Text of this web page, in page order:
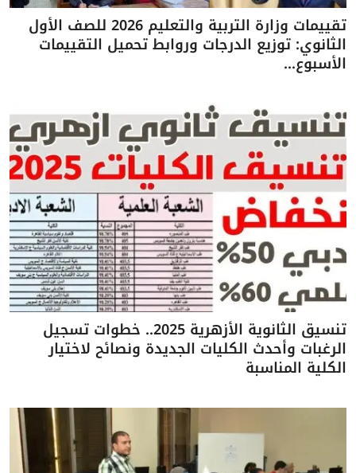
تقييمات وزارة التربية والتعليم 2026 للصف الأول
الثانوي: توزيع الدرجات وروابط تحميل التقييمات
الأسبوع...
تنسيق الثانوية الأزهرية 2025.. خطوات تسجيل
الرغبات وأحدث الكليات الجديدة ونصائح لاختيار
الكلية المناسبة